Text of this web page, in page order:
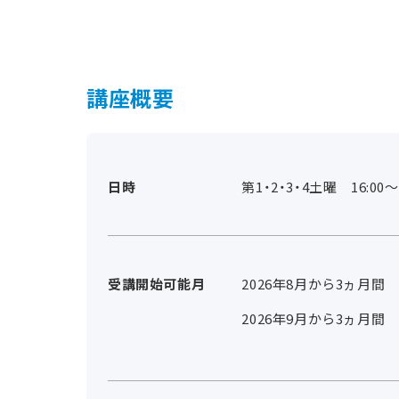
講座概要
日時 第1・2・3・4土曜 16:00
受講開始可能月
2026年8月から3ヵ月間
2026年9月から3ヵ月間